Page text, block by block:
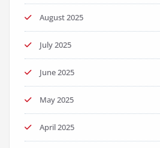
August 2025
July 2025
June 2025
May 2025
April 2025